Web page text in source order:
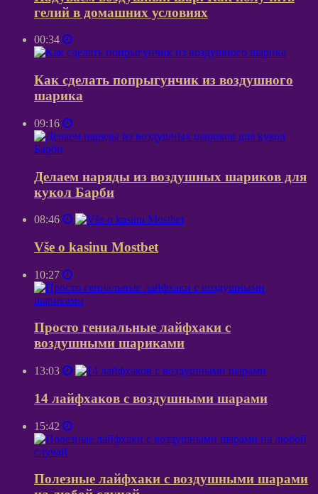
гелий в домашних условиях
00:34
Как сделать попрыгунчик из воздушного
шарика
09:16
Делаем наряды из воздушных шариков для
кукол Барби
08:46
Vše o kasinu Mostbet
10:27
Просто гениальные лайфхаки с
воздушными шариками
13:03
14 лайфхаков с воздушными шарами
15:42
Полезные лайфхаки с воздушными шарами